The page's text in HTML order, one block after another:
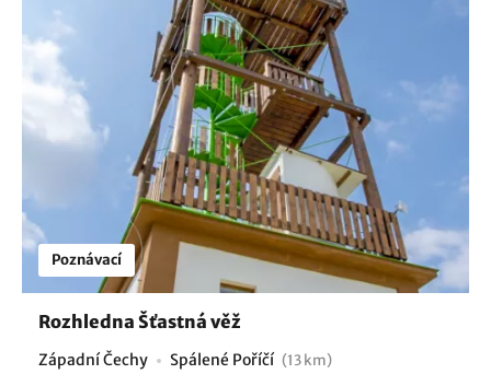
Poznávací
Rozhledna Šťastná věž
Západní Čechy Spálené Poříčí (13 km)